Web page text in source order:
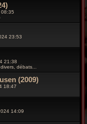
08:35
23:53
21:38
débats...
(2009)
18:47
14:09